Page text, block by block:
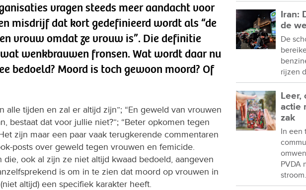
vragen steeds meer aandacht voor
misdrijf dat kort gedefinieerd wordt als “de
vrouw omdat ze vrouw is”. Die definitie
wenkbrauwen fronsen. Wat wordt daar nu
bedoeld? Moord is toch gewoon moord? Of
alle tijden en zal er altijd zijn”; “En geweld van vrouwen
bestaat dat voor jullie niet?”; “Beter opkomen tegen
zijn maar een paar vaak terugkerende commentaren
posts over geweld tegen vrouwen en femicide.
die, ook al zijn ze niet altijd kwaad bedoeld, aangeven
is om in te zien dat moord op vrouwen in
altijd) een specifiek karakter heeft.
Iran:
de
De
rijzen
Leer,
actie
zak
In een
PVDA
stroom.